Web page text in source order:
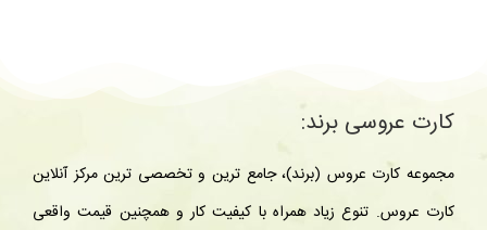
کارت عروسی برند:
مجموعه کارت عروس (برند)، جامع ترین و تخصصی ترین مرکز آنلاین
کارت عروس. تنوع زیاد همراه با کیفیت کار و همچنین قیمت واقعی